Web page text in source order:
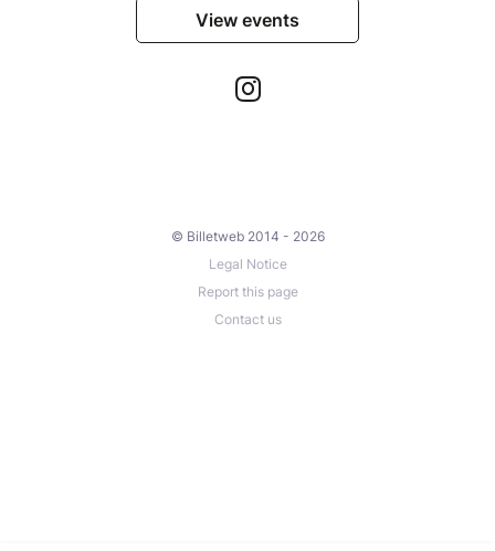
View events
© Billetweb 2014 - 2026
Legal Notice
Report this page
Contact us